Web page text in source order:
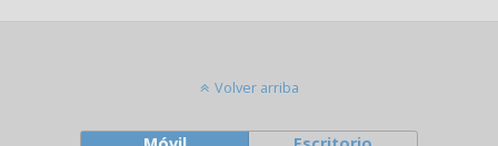
Volver arriba